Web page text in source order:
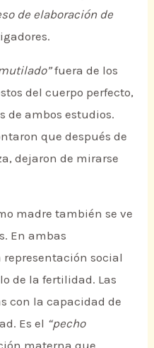
de elaboración de
fuera de los
del cuerpo perfecto,
de ambos estudios.
que después de
dejaron de mirarse
madre también se ve
En ambas
social
de la fertilidad. Las
con la capacidad de
Es el “pecho